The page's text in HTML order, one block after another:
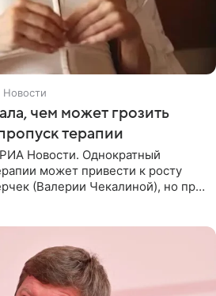
чем может грозить
терапии
Новости. Однократный
может привести к росту
(Валерии Чекалиной), но при